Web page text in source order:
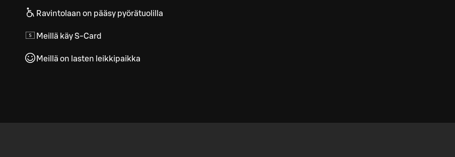
Ravintolaan on pääsy pyörätuolilla
Meillä käy S-Card
Meillä on lasten leikkipaikka